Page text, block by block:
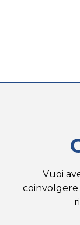
Vuoi
coinvolgere